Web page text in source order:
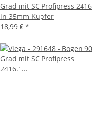
Grad mit SC Profipress 2416
in 35mm Kupfer
18,99 € *